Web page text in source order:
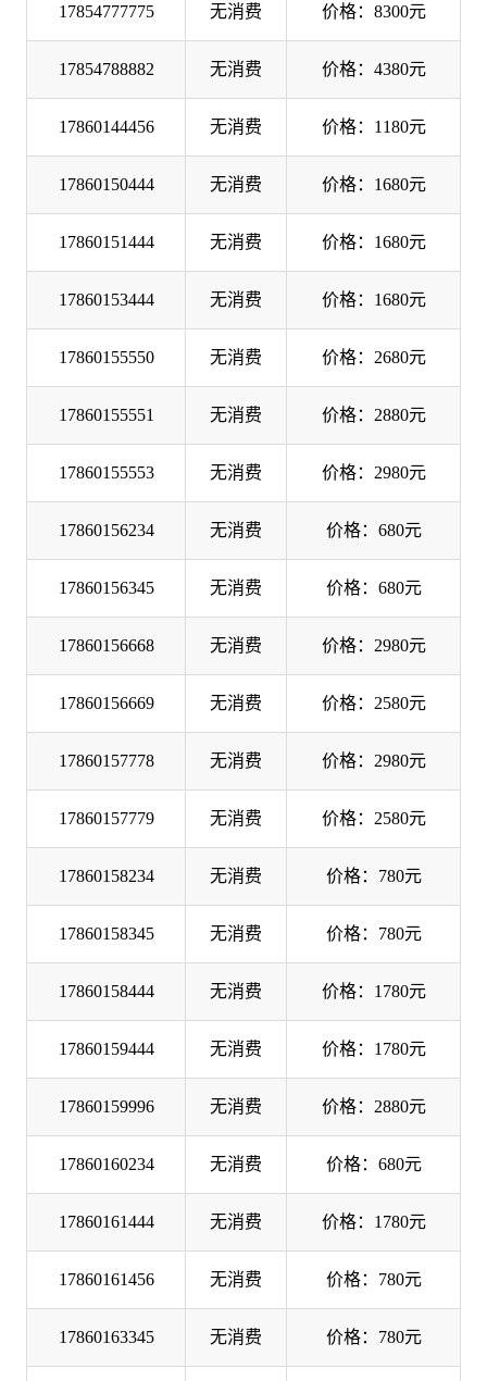
17854777775 无消费 价格：8300元
17854788882 无消费 价格：4380元
17860144456 无消费 价格：1180元
17860150444 无消费 价格：1680元
17860151444 无消费 价格：1680元
17860153444 无消费 价格：1680元
17860155550 无消费 价格：2680元
17860155551 无消费 价格：2880元
17860155553 无消费 价格：2980元
17860156234 无消费 价格：680元
17860156345 无消费 价格：680元
17860156668 无消费 价格：2980元
17860156669 无消费 价格：2580元
17860157778 无消费 价格：2980元
17860157779 无消费 价格：2580元
17860158234 无消费 价格：780元
17860158345 无消费 价格：780元
17860158444 无消费 价格：1780元
17860159444 无消费 价格：1780元
17860159996 无消费 价格：2880元
17860160234 无消费 价格：680元
17860161444 无消费 价格：1780元
17860161456 无消费 价格：780元
17860163345 无消费 价格：780元